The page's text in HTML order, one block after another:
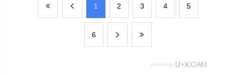
​1 ​2 ​3 ​4 ​5
​6